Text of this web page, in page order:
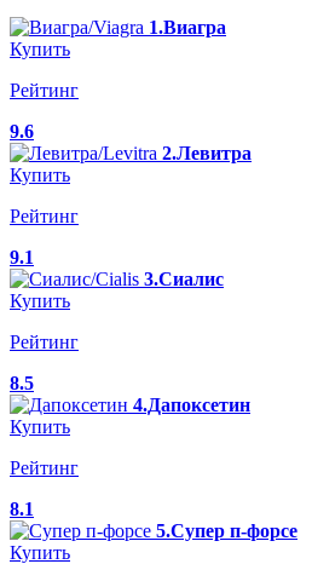
1.Виагра
Купить
Рейтинг
9.6
2.Левитра
Купить
Рейтинг
9.1
3.Сиалис
Купить
Рейтинг
8.5
4.Дапоксетин
Купить
Рейтинг
8.1
5.Супер п-форсе
Купить